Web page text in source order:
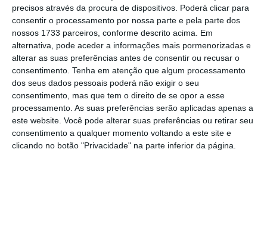
precisos através da procura de dispositivos. Poderá clicar para
consentir o processamento por nossa parte e pela parte dos
nossos 1733 parceiros, conforme descrito acima. Em
alternativa, pode aceder a informações mais pormenorizadas e
alterar as suas preferências antes de consentir ou recusar o
consentimento. Tenha em atenção que algum processamento
dos seus dados pessoais poderá não exigir o seu
consentimento, mas que tem o direito de se opor a esse
processamento. As suas preferências serão aplicadas apenas a
este website. Você pode alterar suas preferências ou retirar seu
consentimento a qualquer momento voltando a este site e
clicando no botão "Privacidade" na parte inferior da página.